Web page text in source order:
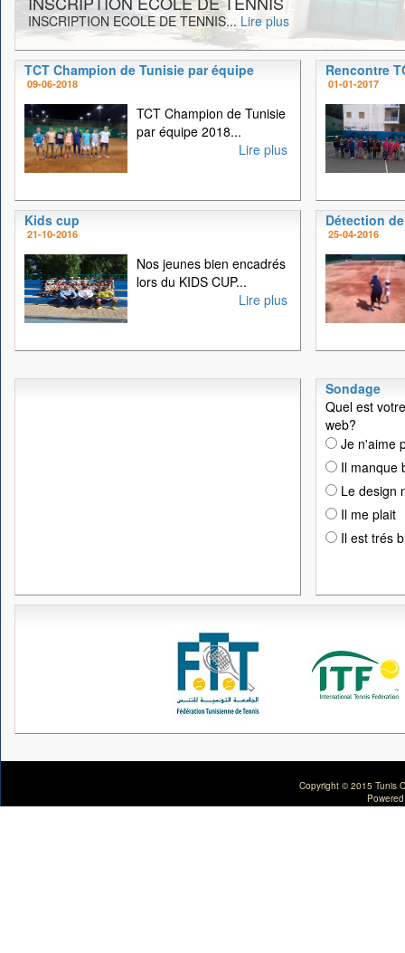
INSCRIPTION ECOLE DE TENNIS... Lire plus
TCT Champion de Tunisie par équipe
09-06-2018
TCT Champion de Tunisie
par équipe 2018...
Lire plus
Rencontre
01-01-2017
Kids cup
21-10-2016
Nos jeunes bien encadrés
lors du KIDS CUP...
Lire plus
Détection
25-04-2016
Sondage
Quel est
web?
Je n'aime
Il manque
Le design
Il me plait
Il est trés
Copyright © 2015 Tunis